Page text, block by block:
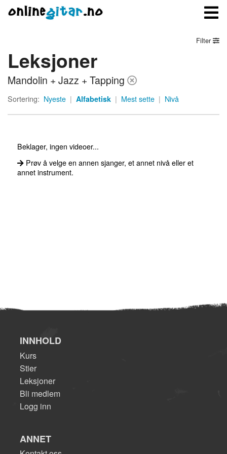
Meny
Logg inn
Filter
Leksjoner
Mandolin + Jazz + Tapping
Sortering: Nyeste | Alfabetisk | Mest sette | Nivå
Beklager, ingen videoer...
Prøv å velge en annen sjanger, et annet nivå eller et
annet instrument.
INNHOLD
Kurs
Stier
Leksjoner
Bli medlem
Logg inn
ANNET